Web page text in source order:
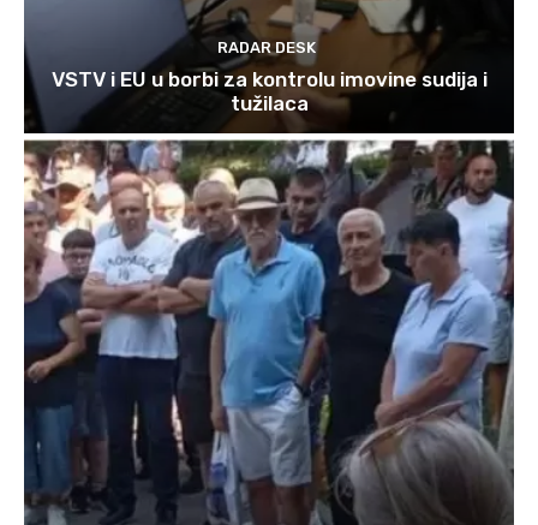
RADAR DESK
VSTV i EU u borbi za kontrolu imovine sudija i
tužilaca